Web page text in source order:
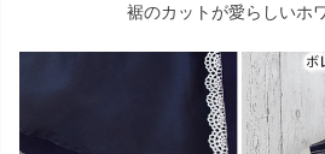
裾のカットが愛らしいホ